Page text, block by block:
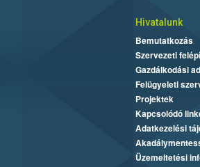
Hivatalunk
Bemutatkozás
Szervezeti
Gazdálkodási
Felügyeleti
Projektek
Kapcsolódó
Adatkezelési
Üzemeltetési